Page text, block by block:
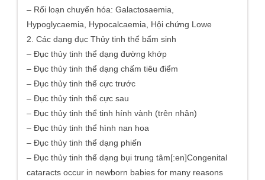
– Rối loạn chuyển hóa: Galactosaemia,
Hypoglycaemia, Hypocalcaemia, Hội chứng Lowe
2. Các dạng đục Thủy tinh thể bẩm sinh
– Đục thủy tinh thể dạng đường khớp
– Đục thủy tinh thể dạng chấm tiêu điểm
– Đục thủy tinh thể cực trước
– Đục thủy tinh thể cực sau
– Đục thủy tinh thể tinh hính vành (trên nhân)
– Đục thủy tinh thể hình nan hoa
– Đục thủy tinh thể dạng phiến
– Đục thủy tinh thể dạng bụi trung tâm[:en]Congenital
cataracts occur in newborn babies for many reasons